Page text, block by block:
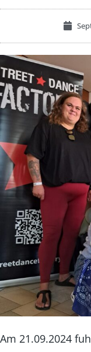
Am 21.09.2024